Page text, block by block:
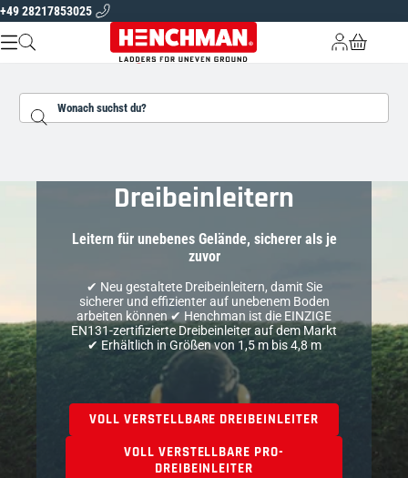
Zum Inhalt springen
+49 28217853025
ÜBER HENCHMAN
LEITERN UND PLATTFORMEN
Suchen...
Dreibeinleitern
Leitern für unebenes Gelände, sicherer als je
zuvor
✔︎ ︎Neu gestaltete Dreibeinleitern, damit Sie
sicherer und effizienter auf unebenem Boden
arbeiten können ✔ Henchman ist die EINZIGE
EN131-zertifizierte Dreibeinleiter auf dem Markt
✔ Erhältlich in Größen von 1,5 m bis 4,8 m
VOLL VERSTELLBARE DREIBEINLEITER
VOLL VERSTELLBARE PRO-
DREIBEINLEITER